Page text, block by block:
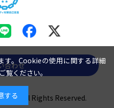
す。Cookieの使用に関する詳細
覧ください。
する
合わせ
会社 All Rights Reserved.